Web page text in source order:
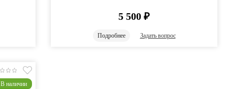
5 500 ₽
Подробнее Задать вопрос
В наличии